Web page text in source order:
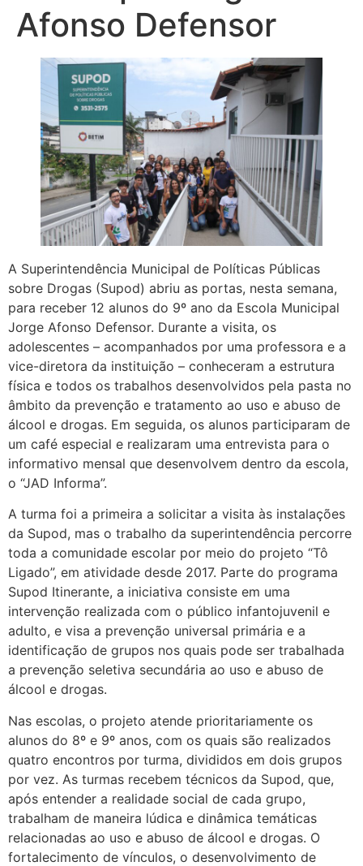
Afonso Defensor
A Superintendência Municipal de Políticas Públicas
sobre Drogas (Supod) abriu as portas, nesta semana,
para receber 12 alunos do 9º ano da Escola Municipal
Jorge Afonso Defensor. Durante a visita, os
adolescentes – acompanhados por uma professora e a
vice-diretora da instituição – conheceram a estrutura
física e todos os trabalhos desenvolvidos pela pasta no
âmbito da prevenção e tratamento ao uso e abuso de
álcool e drogas. Em seguida, os alunos participaram de
um café especial e realizaram uma entrevista para o
informativo mensal que desenvolvem dentro da escola,
o “JAD Informa”.
A turma foi a primeira a solicitar a visita às instalações
da Supod, mas o trabalho da superintendência percorre
toda a comunidade escolar por meio do projeto “Tô
Ligado”, em atividade desde 2017. Parte do programa
Supod Itinerante, a iniciativa consiste em uma
intervenção realizada com o público infantojuvenil e
adulto, e visa a prevenção universal primária e a
identificação de grupos nos quais pode ser trabalhada
a prevenção seletiva secundária ao uso e abuso de
álcool e drogas.
Nas escolas, o projeto atende prioritariamente os
alunos do 8º e 9º anos, com os quais são realizados
quatro encontros por turma, divididos em dois grupos
por vez. As turmas recebem técnicos da Supod, que,
após entender a realidade social de cada grupo,
trabalham de maneira lúdica e dinâmica temáticas
relacionadas ao uso e abuso de álcool e drogas. O
fortalecimento de vínculos, o desenvolvimento de